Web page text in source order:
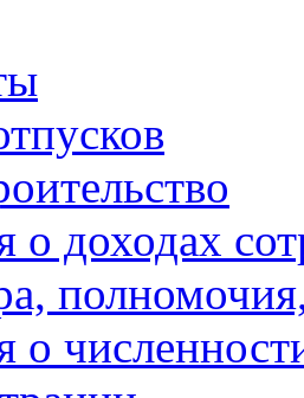
о доходах
о